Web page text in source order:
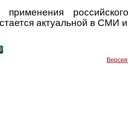
актуальной в СМИ